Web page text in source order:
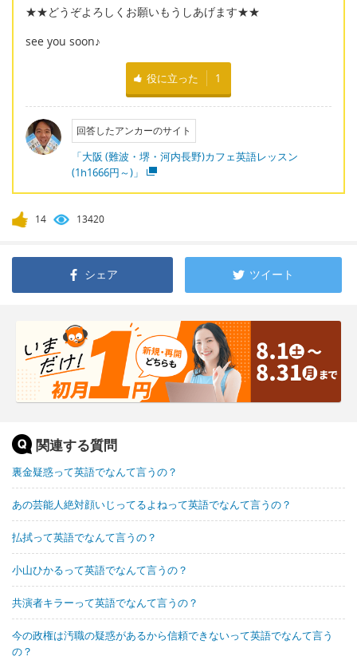
★★どうぞよろしくお願いもうしあげます★★
see you soon♪
役に立った 1
回答したアンカーのサイト
「大阪 (難波・堺・河内長野)カフェ英語レッスン
(1h1666円～)」
14 13420
シェア ツイート
関連する質問
裏金疑惑って英語でなんて言うの？
あの芸能人絶対顔いじってるよねって英語でなんて言うの？
払拭って英語でなんて言うの？
小山ひかるって英語でなんて言うの？
共演者キラーって英語でなんて言うの？
今の政権は汚職の疑惑があるから信頼できないって英語でなんて言う
の？